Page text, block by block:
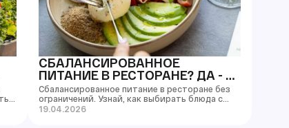
в
СБАЛАНСИРОВАННОЕ
ПИТАНИЕ В РЕСТОРАНЕ? ДА - И
ЭТО ПРОЩЕ, ЧЕМ ТЫ ДУМАЕШЬ
Сбалансированное питание в ресторане без
ограничений. Узнай, как выбирать блюда с
умом и наслаждаться едой без тяжести и
19.04.2026